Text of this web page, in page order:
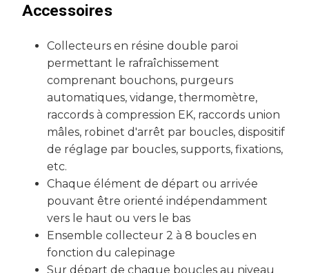
Accessoires
Collecteurs en résine double paroi
permettant le rafraîchissement
comprenant bouchons, purgeurs
automatiques, vidange, thermomètre,
raccords à compression EK, raccords union
mâles, robinet d'arrêt par boucles, dispositif
de réglage par boucles, supports, fixations,
etc.
Chaque élément de départ ou arrivée
pouvant être orienté indépendamment
vers le haut ou vers le bas
Ensemble collecteur 2 à 8 boucles en
fonction du calepinage
Sur départ de chaque boucles au niveau